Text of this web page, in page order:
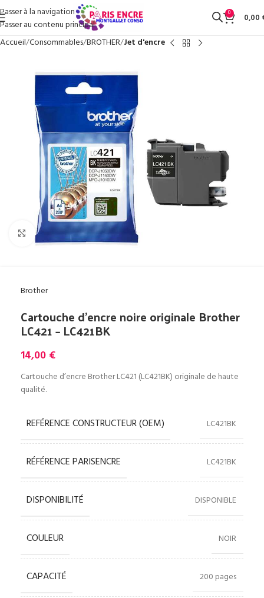
Passer à la navigation
Passer au contenu principal
0 0,00
Accueil Consommables BROTHER Jet d'encre
Cliquez pour agrandir
Brother
Cartouche d’encre noire originale Brother
LC421 – LC421BK
14,00 €
Cartouche d’encre Brother LC421 (LC421BK) originale de haute
qualité.
REFÉRENCE CONSTRUCTEUR (OEM) LC421BK
RÉFÉRENCE PARISENCRE LC421BK
DISPONIBILITÉ DISPONIBLE
COULEUR NOIR
CAPACITÉ 200 pages